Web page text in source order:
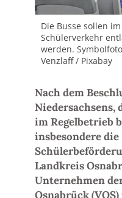
Die Busse sollen im
Schülerverkehr
werden.
Venzlaff / Pixabay
Nach dem
Niedersachsens,
im Regelbetrieb
insbesondere die
Landkreis
Unternehmen
Osnabrück